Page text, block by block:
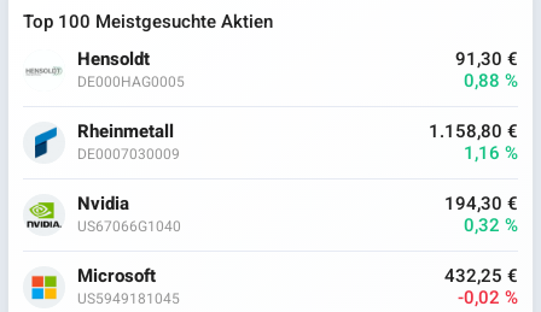
Top 100 Meistgesuchte Aktien
Hensoldt
DE000HAG0005
91,30 €
0,88 %
Rheinmetall
DE0007030009
1.158,80 €
1,16 %
Nvidia
US67066G1040
194,30 €
0,32 %
Microsoft
US5949181045
432,25 €
-0,02 %